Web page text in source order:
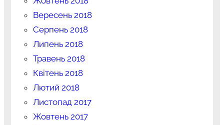
Вересень 2018
Серпень 2018
Липень 2018
Травень 2018
Квітень 2018
Лютий 2018
Листопад 2017
Жовтень 2017